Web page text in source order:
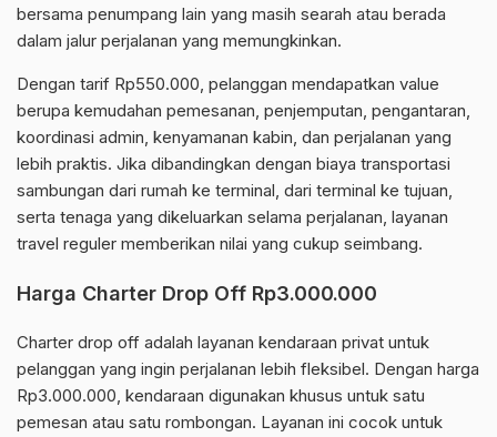
bersama penumpang lain yang masih searah atau berada
dalam jalur perjalanan yang memungkinkan.
Dengan tarif Rp550.000, pelanggan mendapatkan value
berupa kemudahan pemesanan, penjemputan, pengantaran,
koordinasi admin, kenyamanan kabin, dan perjalanan yang
lebih praktis. Jika dibandingkan dengan biaya transportasi
sambungan dari rumah ke terminal, dari terminal ke tujuan,
serta tenaga yang dikeluarkan selama perjalanan, layanan
travel reguler memberikan nilai yang cukup seimbang.
Harga Charter Drop Off Rp3.000.000
Charter drop off adalah layanan kendaraan privat untuk
pelanggan yang ingin perjalanan lebih fleksibel. Dengan harga
Rp3.000.000, kendaraan digunakan khusus untuk satu
pemesan atau satu rombongan. Layanan ini cocok untuk